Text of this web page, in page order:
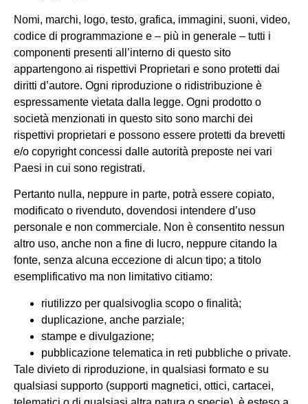
Nomi, marchi, logo, testo, grafica, immagini, suoni, video,
codice di programmazione e – più in generale – tutti i
componenti presenti all’interno di questo sito
appartengono ai rispettivi Proprietari e sono protetti dai
diritti d’autore. Ogni riproduzione o ridistribuzione è
espressamente vietata dalla legge. Ogni prodotto o
società menzionati in questo sito sono marchi dei
rispettivi proprietari e possono essere protetti da brevetti
e/o copyright concessi dalle autorità preposte nei vari
Paesi in cui sono registrati.
Pertanto nulla, neppure in parte, potrà essere copiato,
modificato o rivenduto, dovendosi intendere d’uso
personale e non commerciale. Non è consentito nessun
altro uso, anche non a fine di lucro, neppure citando la
fonte, senza alcuna eccezione di alcun tipo; a titolo
esemplificativo ma non limitativo citiamo:
riutilizzo per qualsivoglia scopo o finalità;
duplicazione, anche parziale;
stampe e divulgazione;
pubblicazione telematica in reti pubbliche o private.
Tale divieto di riproduzione, in qualsiasi formato e su
qualsiasi supporto (supporti magnetici, ottici, cartacei,